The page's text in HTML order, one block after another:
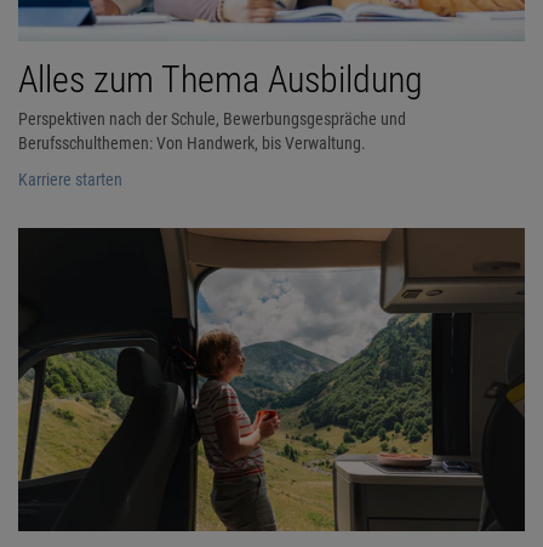
Alles zum Thema Ausbildung
Perspektiven nach der Schule, Bewerbungsgespräche und
Berufsschulthemen: Von Handwerk, bis Verwaltung.
Karriere starten